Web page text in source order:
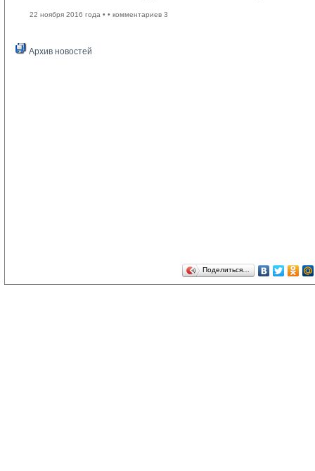
22 ноября 2016 года • • комментариев 3
Архив новостей
Поделиться…